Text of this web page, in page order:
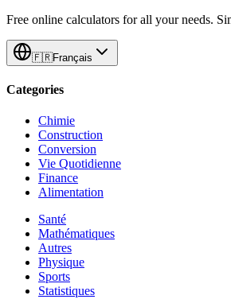
Free online calculators for all your needs.
🇫🇷Français
Categories
Chimie
Construction
Conversion
Vie Quotidienne
Finance
Alimentation
Santé
Mathématiques
Autres
Physique
Sports
Statistiques